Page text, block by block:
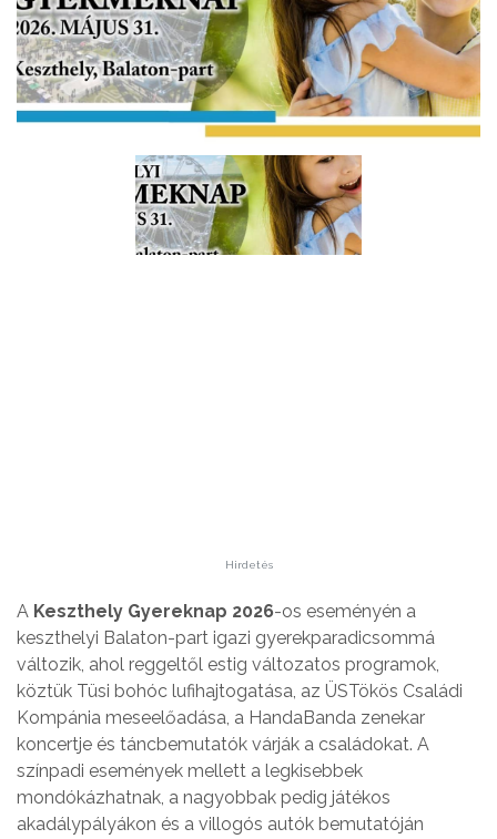
Hirdetés
A Keszthely Gyereknap 2026-os eseményén a
keszthelyi Balaton-part igazi gyerekparadicsommá
változik, ahol reggeltől estig változatos programok,
köztük Tüsi bohóc lufihajtogatása, az ÜSTökös Családi
Kompánia meseelőadása, a HandaBanda zenekar
koncertje és táncbemutatók várják a családokat. A
színpadi események mellett a legkisebbek
mondókázhatnak, a nagyobbak pedig játékos
akadálypályákon és a villogós autók bemutatóján